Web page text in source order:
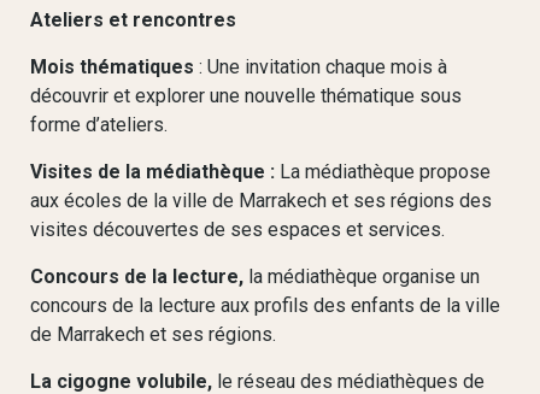
Ateliers et rencontres
Mois thématiques : Une invitation chaque mois à
découvrir et explorer une nouvelle thématique sous
forme d’ateliers.
Visites de la médiathèque : La médiathèque propose
aux écoles de la ville de Marrakech et ses régions des
visites découvertes de ses espaces et services.
Concours de la lecture, la médiathèque organise un
concours de la lecture aux profils des enfants de la ville
de Marrakech et ses régions.
La cigogne volubile, le réseau des médiathèques de